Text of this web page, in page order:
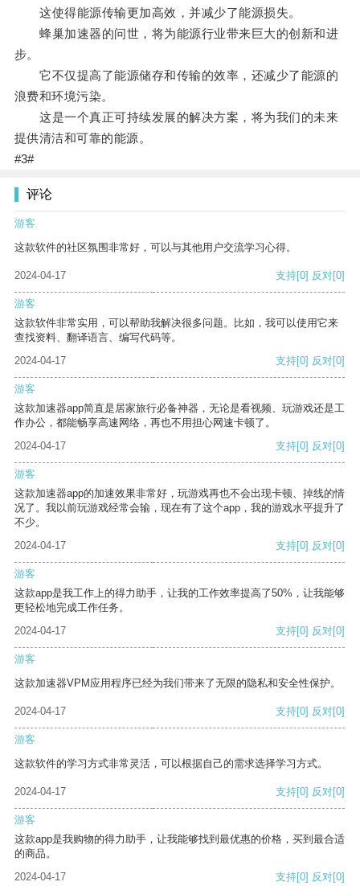
这使得能源传输更加高效，并减少了能源损失。
蜂巢加速器的问世，将为能源行业带来巨大的创新和进
步。
它不仅提高了能源储存和传输的效率，还减少了能源的
浪费和环境污染。
这是一个真正可持续发展的解决方案，将为我们的未来
提供清洁和可靠的能源。
#3#
评论
游客
这款软件的社区氛围非常好，可以与其他用户交流学习心得。
2024-04-17 支持[0] 反对[0]
游客
这款软件非常实用，可以帮助我解决很多问题。比如，我可以使用它来
查找资料、翻译语言、编写代码等。
2024-04-17
支持[0] 反对[0]
游客
这款加速器app简直是居家旅行必备神器，无论是看视频、玩游戏还是工
作办公，都能畅享高速网络，再也不用担心网速卡顿了。
2024-04-17
支持[0] 反对[0]
游客
这款加速器app的加速效果非常好，玩游戏再也不会出现卡顿、掉线的情
况了。我以前玩游戏经常会输，现在有了这个app，我的游戏水平提升了
不少。
2024-04-17
支持[0] 反对[0]
游客
这款app是我工作上的得力助手，让我的工作效率提高了50%，让我能够
更轻松地完成工作任务。
2024-04-17
支持[0] 反对[0]
游客
这款加速器VPM应用程序已经为我们带来了无限的隐私和安全性保护。
2024-04-17 支持[0] 反对[0]
游客
这款软件的学习方式非常灵活，可以根据自己的需求选择学习方式。
2024-04-17 支持[0] 反对[0]
游客
这款app是我购物的得力助手，让我能够找到最优惠的价格，买到最合适
的商品。
2024-04-17
支持[0] 反对[0]